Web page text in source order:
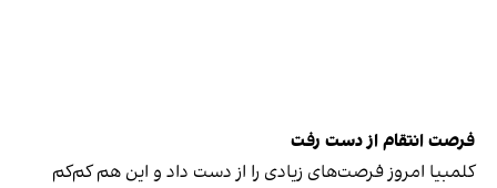
فرصت انتقام از دست رفت
کلمبیا امروز فرصت‌های زیادی را از دست داد و این هم کم‌کم